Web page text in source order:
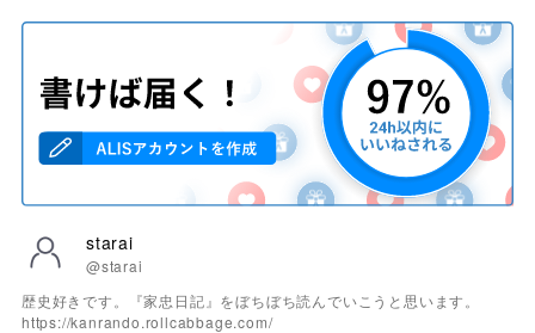
starai
@starai
歴史好きです。『家忠日記』をぼちぼち読んでいこうと思います。
https://kanrando.rollcabbage.com/